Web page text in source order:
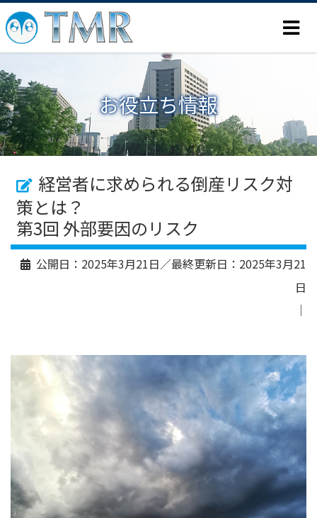
お役立ち情報
経営者に求められる倒産リスク対
策とは？
第3回 外部要因のリスク
公開日： 2025年3月21日／最終更新日： 2025年3月21
日
｜